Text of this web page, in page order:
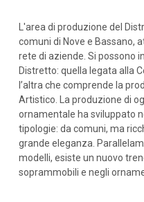
L'area di produzione del
comuni di Nove e Bassano,
rete di aziende. Si possono
Distretto: quella legata alla
l’altra che comprende la
Artistico. La produzione di
ornamentale ha sviluppato
tipologie: da comuni, ma
grande eleganza.
modelli, esiste un nuovo
soprammobili e negli